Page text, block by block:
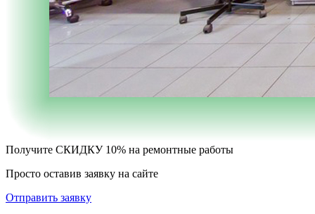
Получите СКИДКУ 10% на ремонтные работы
Просто оставив заявку на сайте
Отправить заявку